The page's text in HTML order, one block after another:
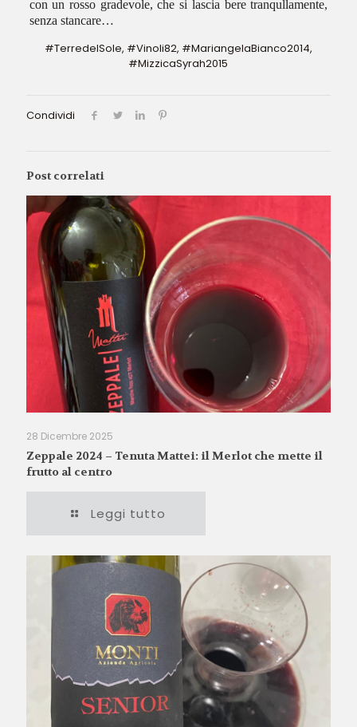
con un rosso gradevole, che si lascia bere tranqullamente,
senza stancare…
#TerredelSole, #Vinoli82, #MariangelaBianco2014,
#MizzicaSyrah2015
Condividi
Post correlati
28 Dicembre 2025
Zeppale 2024 – Tenuta Mattei: il Merlot che mette il
frutto al centro
Leggi tutto